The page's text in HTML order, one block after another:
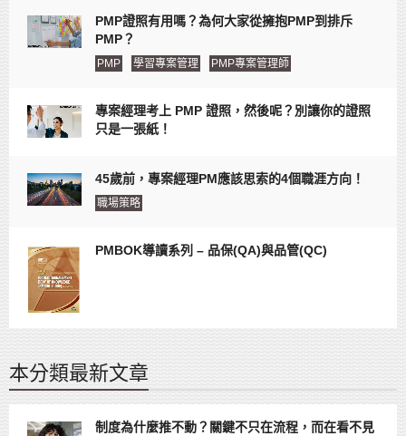
PMP證照有用嗎？為何大家從擁抱PMP到排斥
PMP？
PMP 學習專案管理 PMP專案管理師
專案經理考上 PMP 證照，然後呢？別讓你的證照
只是一張紙！
45歲前，專案經理PM應該思索的4個職涯方向！
職場策略
PMBOK導讀系列 – 品保(QA)與品管(QC)
本分類最新文章
制度為什麼推不動？關鍵不只在流程，而在看不見